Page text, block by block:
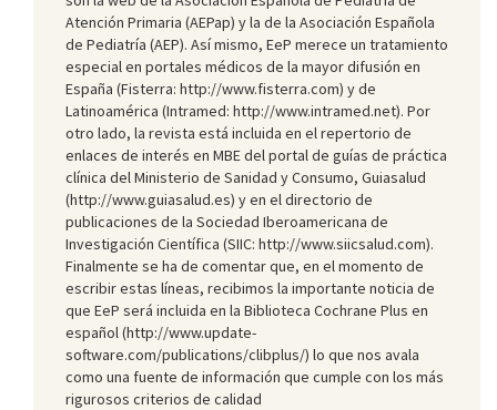
Atención Primaria (AEPap) y la de la Asociación Española
de Pediatría (AEP). Así mismo, EeP merece un tratamiento
especial en portales médicos de la mayor difusión en
España (Fisterra: http://www.fisterra.com) y de
Latinoamérica (Intramed: http://www.intramed.net). Por
otro lado, la revista está incluida en el repertorio de
enlaces de interés en MBE del portal de guías de práctica
clínica del Ministerio de Sanidad y Consumo, Guiasalud
(http://www.guiasalud.es) y en el directorio de
publicaciones de la Sociedad Iberoamericana de
Investigación Científica (SIIC: http://www.siicsalud.com).
Finalmente se ha de comentar que, en el momento de
escribir estas líneas, recibimos la importante noticia de
que EeP será incluida en la Biblioteca Cochrane Plus en
español (http://www.update-
software.com/publications/clibplus/) lo que nos avala
como una fuente de información que cumple con los más
rigurosos criterios de calidad